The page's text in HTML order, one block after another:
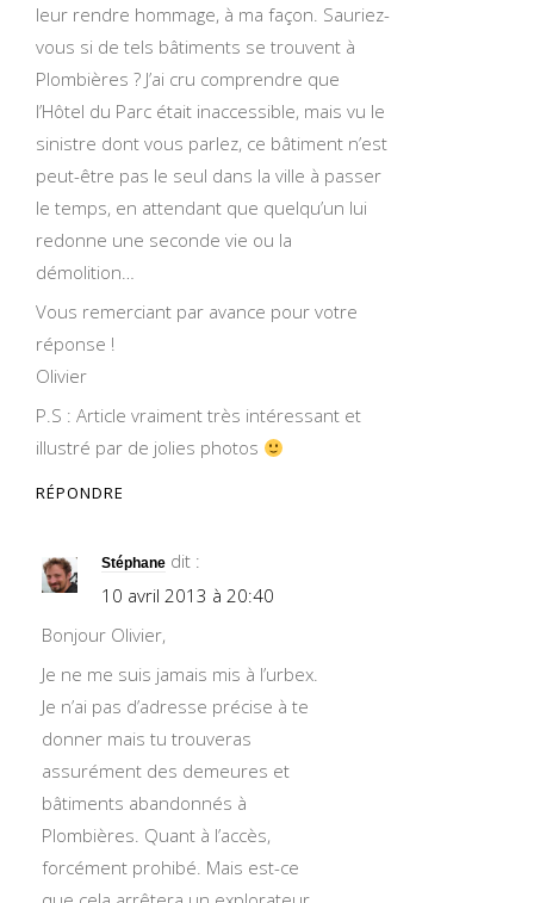
leur rendre hommage, à ma façon. Sauriez-
vous si de tels bâtiments se trouvent à
Plombières ? J’ai cru comprendre que
l’Hôtel du Parc était inaccessible, mais vu le
sinistre dont vous parlez, ce bâtiment n’est
peut-être pas le seul dans la ville à passer
le temps, en attendant que quelqu’un lui
redonne une seconde vie ou la
démolition…
Vous remerciant par avance pour votre
réponse !
Olivier
P.S : Article vraiment très intéressant et
illustré par de jolies photos
RÉPONDRE
Stéphane dit :
10 avril 2013 à 20:40
Bonjour Olivier,
Je ne me suis jamais mis à l’urbex.
Je n’ai pas d’adresse précise à te
donner mais tu trouveras
assurément des demeures et
bâtiments abandonnés à
Plombières. Quant à l’accès,
forcément prohibé. Mais est-ce